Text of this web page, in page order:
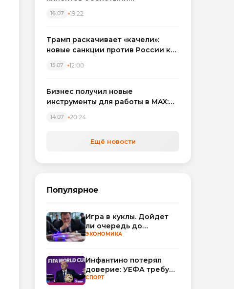
вырос на фоне подорожания
16.07 19:22
Трамп раскачивает «качели»:
новые санкции против России как
15.07 12:00
Бизнес получил новые
инструменты для работы в MAX:
автоматизируют обработку
14.07 20:24
Ещё новости
Популярное
Игра в куклы. Дойдет
ли очередь до
Миллера?
ЭКОНОМИКА
Инфантино потерял
доверие: УЕФА требует
смены руководства
СПОРТ